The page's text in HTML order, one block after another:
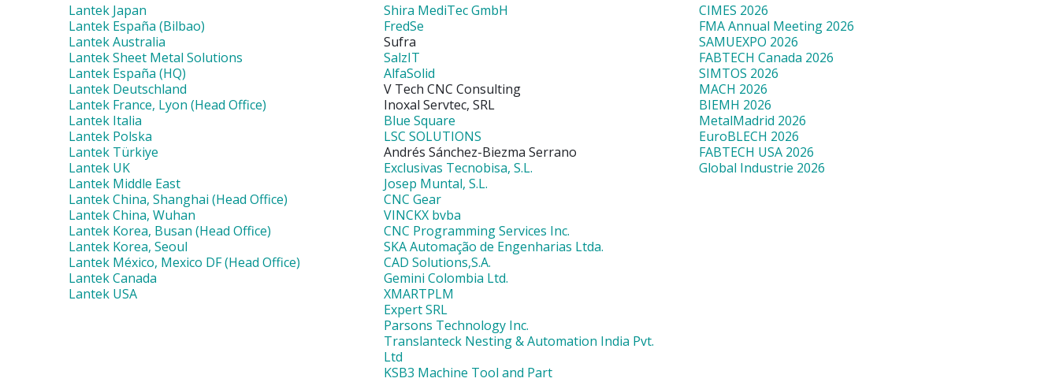
Lantek Japan
Lantek España (Bilbao)
Lantek Australia
Lantek Sheet Metal Solutions
Lantek España (HQ)
Lantek Deutschland
Lantek France, Lyon (Head Office)
Lantek Italia
Lantek Polska
Lantek Türkiye
Lantek UK
Lantek Middle East
Lantek China, Shanghai (Head Office)
Lantek China, Wuhan
Lantek Korea, Busan (Head Office)
Lantek Korea, Seoul
Lantek México, Mexico DF (Head Office)
Lantek Canada
Lantek USA
Shira MediTec GmbH
FredSe
Sufra
SalzIT
AlfaSolid
V Tech CNC Consulting
Inoxal Servtec, SRL
Blue Square
LSC SOLUTIONS
Andrés Sánchez-Biezma Serrano
Exclusivas Tecnobisa, S.L.
Josep Muntal, S.L.
CNC Gear
VINCKX bvba
CNC Programming Services Inc.
SKA Automação de Engenharias Ltda.
CAD Solutions,S.A.
Gemini Colombia Ltd.
XMARTPLM
Expert SRL
Parsons Technology Inc.
Translanteck Nesting & Automation India Pvt.
Ltd
KSB3 Machine Tool and Part
CIMES 2026
FMA Annual Meeting 2026
SAMUEXPO 2026
FABTECH Canada 2026
SIMTOS 2026
MACH 2026
BIEMH 2026
MetalMadrid 2026
EuroBLECH 2026
FABTECH USA 2026
Global Industrie 2026